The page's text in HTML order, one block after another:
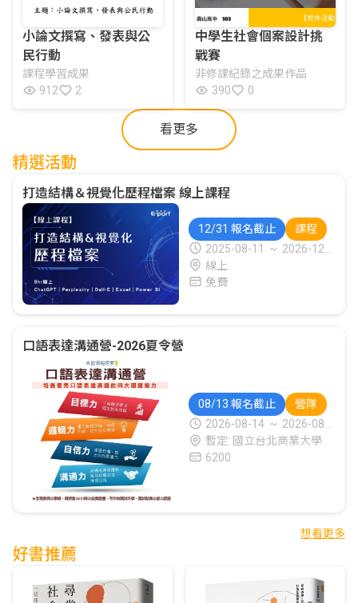
小論文撰寫、發表與公
民行動
課程學習成果
912
2
中學生社會個案設計挑
戰賽
非修課紀錄之成果作品
390
0
看更多
精選活動
打造結構＆視覺化歷程檔案 線上課程
12/31 報名截止
課程
2025-08-11
~ 2026-12-3
1
線上
免費
口語表達溝通營-2026夏令營
08/13 報名截止
營隊
2026-08-14~ 2026-08-1
6
暫定: 國立台北商業大學
6200
想看更多
好書推薦